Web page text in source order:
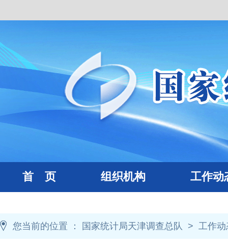
首 页 组织机构 工作动
您当前的位置 ： 国家统计局天津调查总队 > 工作动